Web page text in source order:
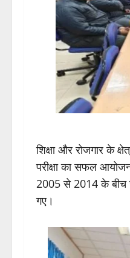
शिक्षा और रोजगार के
परीक्षा का सफल
2005 से 2014 के बीच
गए।